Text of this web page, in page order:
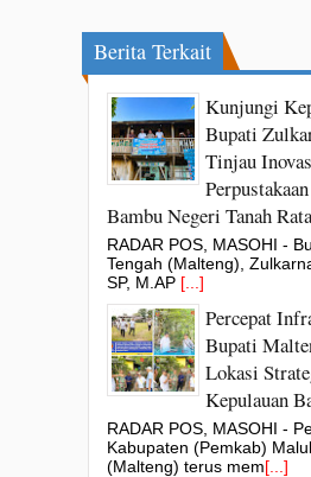
Berita Terkait
Kunjungi
Bupati
Tinjau
Bambu Negeri Tanah Rata
RADAR POS, MASOHI -
Tengah (Malteng),
SP, M.AP [...]
Percepat
Bupati
Lokasi
Kepulauan
RADAR POS, MASOHI -
Kabupaten (Pemkab)
(Malteng) terus mem[...]